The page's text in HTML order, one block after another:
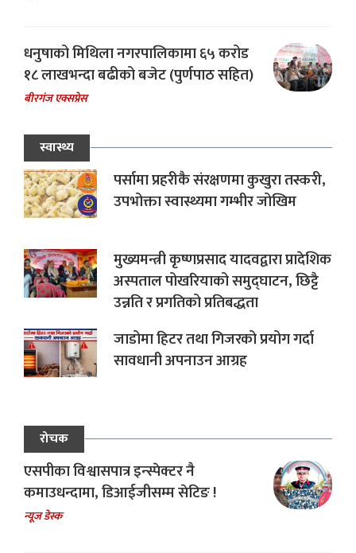
धनुषाको मिथिला नगरपालिकामा ६५ करोड
१८ लाखभन्दा बढीको बजेट (पुर्णपाठ सहित)
बीरगंज एक्सप्रेस
स्वास्थ्य
पर्सामा प्रहरीकै संरक्षणमा कुखुरा तस्करी,
उपभोक्ता स्वास्थ्यमा गम्भीर जोखिम
मुख्यमन्त्री कृष्णप्रसाद यादवद्वारा प्रादेशिक
अस्पताल पोखरियाको समुद्घाटन, छिट्टै
उन्नति र प्रगतिको प्रतिबद्धता
जाडोमा हिटर तथा गिजरको प्रयोग गर्दा
सावधानी अपनाउन आग्रह
रोचक
एसपीका विश्वासपात्र इन्स्पेक्टर नै
कमाउधन्दामा, डिआईजीसम्म सेटिङ !
न्यूज डेस्क